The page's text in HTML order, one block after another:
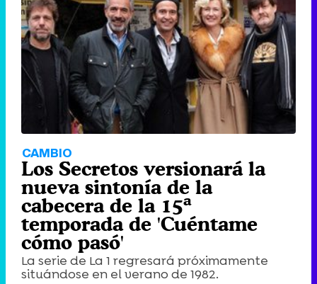
CAMBIO
Los Secretos versionará la
nueva sintonía de la
cabecera de la 15ª
temporada de 'Cuéntame
cómo pasó'
La serie de La 1 regresará próximamente
situándose en el verano de 1982.